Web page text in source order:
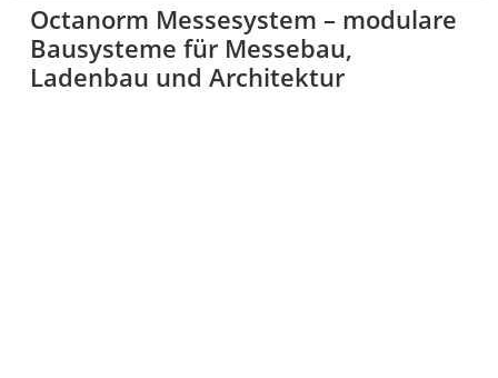
Octanorm Messesystem – modulare
Bausysteme für Messebau,
Ladenbau und Architektur